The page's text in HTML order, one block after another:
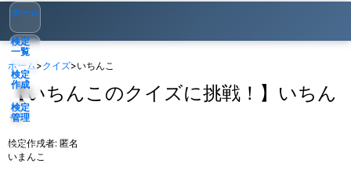
ホーム
検定
一覧
検定
作成
検定
管理
ゲスト▾
ホーム>クイズ>いちんこ
【いちんこのクイズに挑戦！】いちん
こ
検定作成者: 匿名
いまんこ